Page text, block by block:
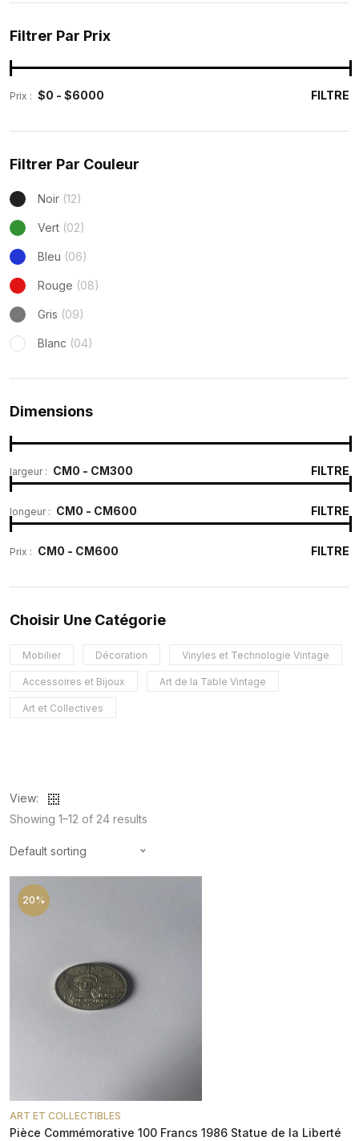
Filtrer Par Prix
Prix : FILTRE
Filtrer Par Couleur
Noir (12)
Vert (02)
Bleu (06)
Rouge (08)
Gris (09)
Blanc (04)
Dimensions
largeur : FILTRE
longeur : FILTRE
Prix : FILTRE
Choisir Une Catégorie
Mobilier Décoration Vinyles et Technologie Vintage
Accessoires et Bijoux Art de la Table Vintage
Art et Collectives
View:
Showing 1–12 of 24 results
Default sorting
20%
ART ET COLLECTIBLES
Pièce Commémorative 100 Francs 1986 Statue de la Liberté